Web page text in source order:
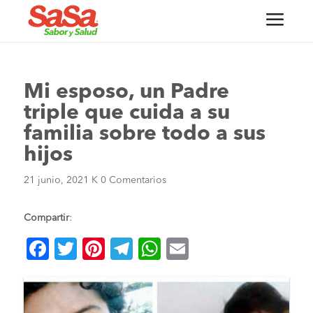
Mi esposo, un Padre
triple que cuida a su
familia sobre todo a sus
hijos
21 junio, 2021 K 0 Comentarios
Compartir:
F
c
T
tt
Pi
er
T
e
W